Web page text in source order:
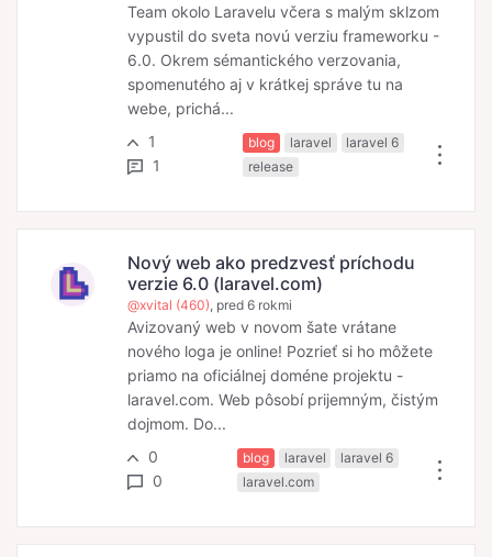
Team okolo Laravelu včera s malým sklzom
vypustil do sveta novú verziu frameworku -
6.0. Okrem sémantického verzovania,
spomenutého aj v krátkej správe tu na
webe, prichá...
1
1
blog laravel
laravel 6
release
Nový web ako predzvesť príchodu
verzie 6.0 (laravel.com)
@xvital (460), pred 6 rokmi
Avizovaný web v novom šate vrátane
nového loga je online! Pozrieť si ho môžete
priamo na oficiálnej doméne projektu -
laravel.com. Web pôsobí prijemným, čistým
dojmom. Do...
0
0
blog laravel
laravel 6
laravel.com